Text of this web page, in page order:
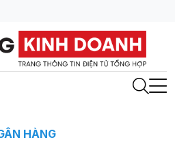
HÀNG